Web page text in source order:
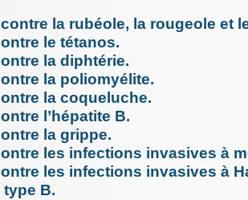
la rubéole, la rougeole et
le tétanos.
la diphtérie.
la poliomyélite.
la coqueluche.
l’hépatite B.
la grippe.
les infections invasives à
les infections invasives à
type B.